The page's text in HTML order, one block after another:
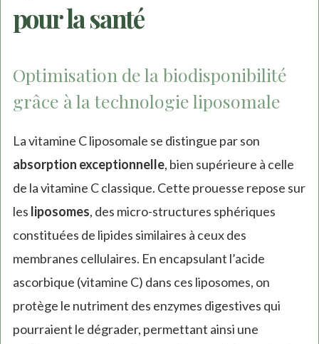
pour la santé
Optimisation de la biodisponibilité
grâce à la technologie liposomale
La vitamine C liposomale se distingue par son
absorption exceptionnelle, bien supérieure à celle
de la vitamine C classique. Cette prouesse repose sur
les liposomes, des micro-structures sphériques
constituées de lipides similaires à ceux des
membranes cellulaires. En encapsulant l’acide
ascorbique (vitamine C) dans ces liposomes, on
protège le nutriment des enzymes digestives qui
pourraient le dégrader, permettant ainsi une